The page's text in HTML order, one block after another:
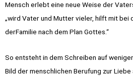
Mensch erlebt eine neue Weise der
„wird Vater und Mutter vieler, hilft mit bei
derFamilie nach dem Plan Gottes.“
So entsteht in dem Schreiben auf
Bild der menschlichen Berufung zur